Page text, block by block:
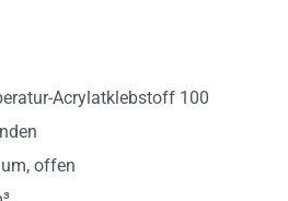
Acrylatklebstoff 100
offen